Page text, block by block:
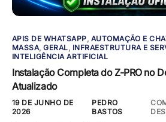
APIS DE WHATSAPP, AUTOMAÇÃO E
MASSA,GERAL, INFRAESTRUTURA E
INTELIGÊNCIA ARTIFICIAL
Instalação Completa do Z-PRO no
Atualizado
19 DE JUNHO DE
2026
PEDRO
BASTOS